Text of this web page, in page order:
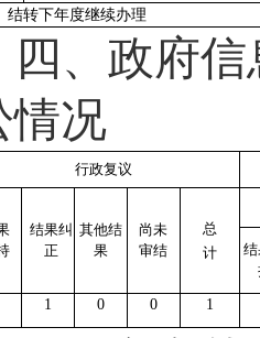
结转下年度继续办理
四、政府
情况
行政复议
结果纠
正
其他结
果
尚未
审结
总
计
1 0 0 1